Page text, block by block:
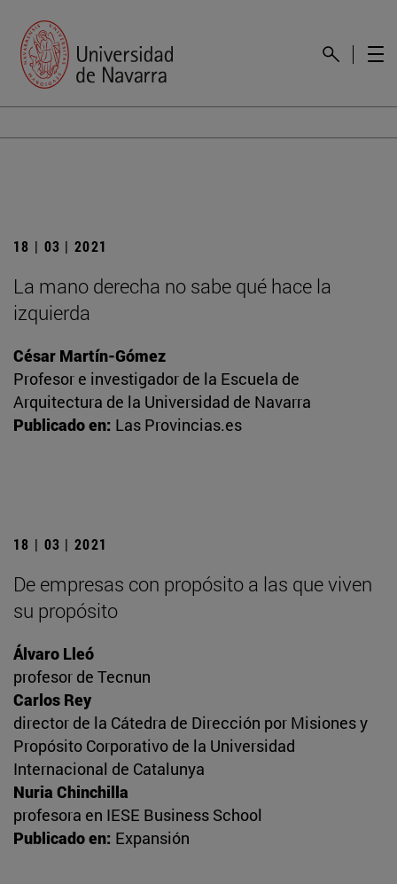
18 | 03 | 2021
La mano derecha no sabe qué hace la
izquierda
César Martín-Gómez
Profesor e investigador de la Escuela de
Arquitectura de la Universidad de Navarra
Publicado en: Las Provincias.es
18 | 03 | 2021
De empresas con propósito a las que viven
su propósito
Álvaro Lleó
profesor de Tecnun
Carlos Rey
director de la Cátedra de Dirección por Misiones y
Propósito Corporativo de la Universidad
Internacional de Catalunya
Nuria Chinchilla
profesora en IESE Business School
Publicado en: Expansión